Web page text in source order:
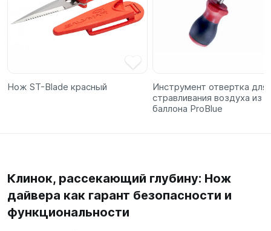
Нож ST-Blade красный
Инструмент отвертка для
стравливания воздуха из
баллона ProBlue
Клинок, рассекающий глубину: Нож
дайвера как гарант безопасности и
функциональности